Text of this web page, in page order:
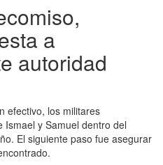
a
autoridad
efectivo, los militares
y Samuel dentro del
El siguiente paso fue asegurar